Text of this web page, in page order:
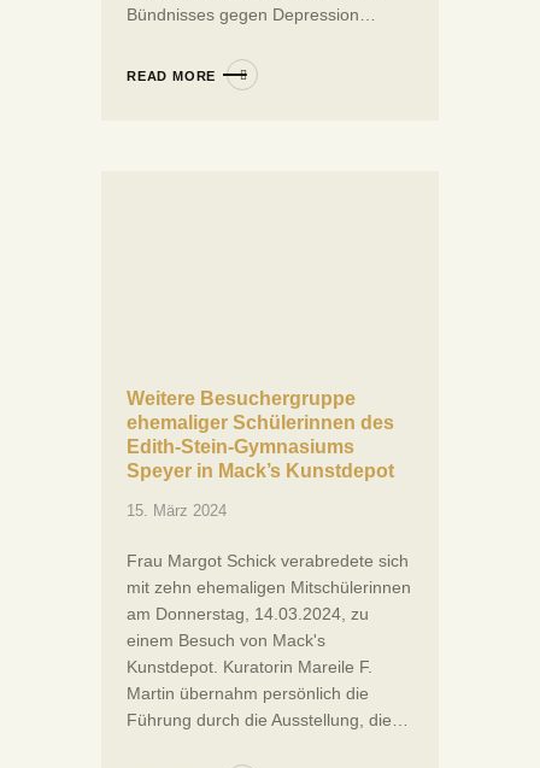
Bündnisses gegen Depression…
READ MORE
Weitere Besuchergruppe
ehemaliger Schülerinnen des
Edith-Stein-Gymnasiums
Speyer in Mack’s Kunstdepot
15. März 2024
Frau Margot Schick verabredete sich
mit zehn ehemaligen Mitschülerinnen
am Donnerstag, 14.03.2024, zu
einem Besuch von Mack's
Kunstdepot. Kuratorin Mareile F.
Martin übernahm persönlich die
Führung durch die Ausstellung, die…